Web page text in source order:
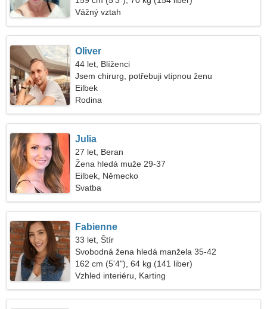
Vážný vztah
Oliver
44 let, Blíženci
Jsem chirurg, potřebuji vtipnou ženu
Eilbek
Rodina
Julia
27 let, Beran
Žena hledá muže 29-37
Eilbek, Německo
Svatba
Fabienne
33 let, Štír
Svobodná žena hledá manžela 35-42
162 cm (5'4"), 64 kg (141 liber)
Vzhled interiéru, Karting